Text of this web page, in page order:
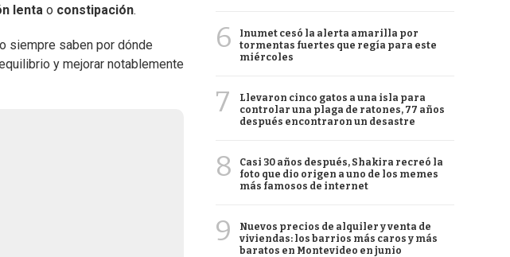
lenta o constipación.
siempre saben por dónde
y mejorar notablemente
6
Inumet cesó la alerta amarilla por
tormentas fuertes que regía para este
miércoles
7
Llevaron cinco gatos a una isla para
controlar una plaga de ratones, 77 años
después encontraron un desastre
8
Casi 30 años después, Shakira recreó la
foto que dio origen a uno de los memes
más famosos de internet
9
Nuevos precios de alquiler y venta de
viviendas: los barrios más caros y más
baratos en Montevideo en junio